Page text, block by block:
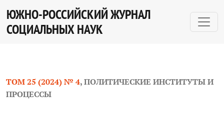
Репрезентации образа российской семьи в
ЮЖНО-РОССИЙСКИЙ ЖУРНАЛ
СОЦИАЛЬНЫХ НАУК
ТОМ 25 (2024) № 4,ПОЛИТИЧЕСКИЕ ИНСТИТУТЫ И
ПРОЦЕССЫ